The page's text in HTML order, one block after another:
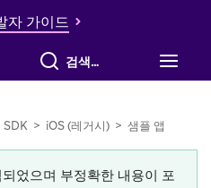
자 가이드
전체 검색
SDK > iOS (레거시) > 샘플 앱
었으며 부정확한 내용이 포